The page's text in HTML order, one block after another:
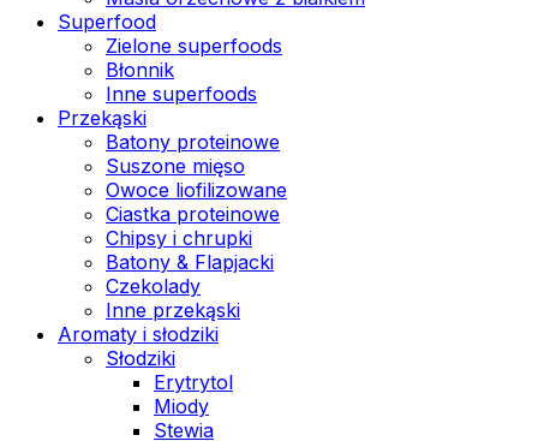
Superfood
Zielone superfoods
Błonnik
Inne superfoods
Przekąski
Batony proteinowe
Suszone mięso
Owoce liofilizowane
Ciastka proteinowe
Chipsy i chrupki
Batony & Flapjacki
Czekolady
Inne przekąski
Aromaty i słodziki
Słodziki
Erytrytol
Miody
Stewia